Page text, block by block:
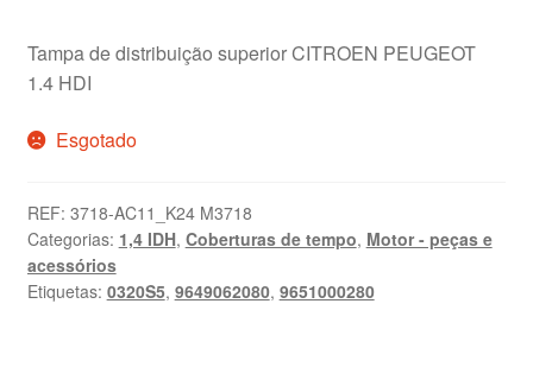
Tampa de distribuição superior CITROEN PEUGEOT
1.4 HDI
Esgotado
REF: 3718-AC11_K24 M3718
Categorias: 1,4 IDH, Coberturas de tempo, Motor - peças e
acessórios
Etiquetas: 0320S5, 9649062080, 9651000280